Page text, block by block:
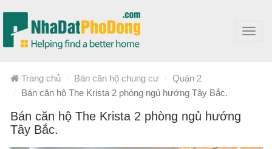
Trang chủ Bán căn hộ chung cư
Quận 2
Bán căn hộ The Krista 2 phòng ngủ hướng Tây Bắc.
Bán căn hộ The Krista 2 phòng ngủ hướng
Tây Bắc.